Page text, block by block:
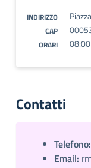
INDIRIZZO
CAP
ORARI
Contatti
Telefono:
Email: